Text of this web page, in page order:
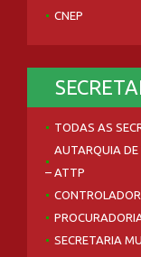
CNEP
TODAS AS
AUTARQUIA
– ATTP
SECRETARIA